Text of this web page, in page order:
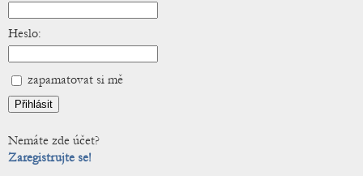
Heslo:
zapamatovat si mě
Nemáte zde účet?
Zaregistrujte se!